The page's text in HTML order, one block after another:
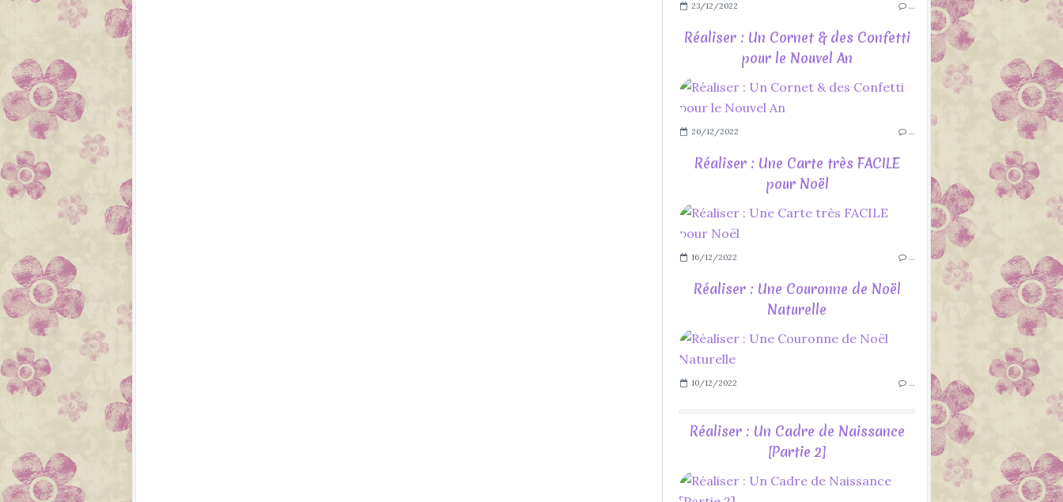
23/12/2022 …
Réaliser : Un Cornet & des Confetti
pour le Nouvel An
20/12/2022 …
Réaliser : Une Carte très FACILE
pour Noël
16/12/2022 …
Réaliser : Une Couronne de Noël
Naturelle
10/12/2022 …
Réaliser : Un Cadre de Naissance
[Partie 2]